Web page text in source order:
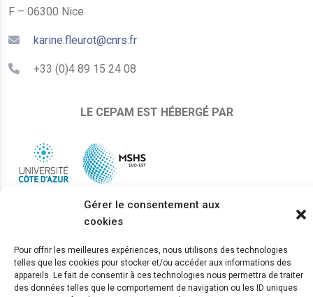
Gérer le consentement aux
cookies
Pour offrir les meilleures expériences, nous utilisons des technologies
telles que les cookies pour stocker et/ou accéder aux informations des
appareils. Le fait de consentir à ces technologies nous permettra de traiter
des données telles que le comportement de navigation ou les ID uniques
F – 06300 Nice
karine.fleurot@cnrs.fr
+33 (0)4 89 15 24 08
LE CEPAM EST HÉBERGÉ PAR
WebKit